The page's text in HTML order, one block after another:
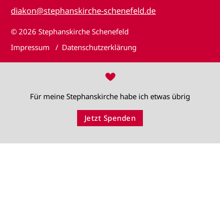
diakon@stephanskirche-schenefeld.de
© 2026 Stephanskirche Schenefeld
Impressum
Datenschutzerklärung
♥
Für meine Stephanskirche habe ich etwas übrig
Jetzt Spenden